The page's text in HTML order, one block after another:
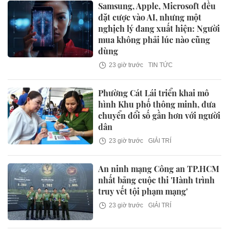
Samsung, Apple, Microsoft đều
đặt cược vào AI, nhưng một
nghịch lý đang xuất hiện: Người
mua không phải lúc nào cũng
dùng
23 giờ trước TIN TỨC
Phường Cát Lái triển khai mô
hình Khu phố thông minh, đưa
chuyển đổi số gần hơn với người
dân
23 giờ trước GIẢI TRÍ
An ninh mạng Công an TP.HCM
nhất bảng cuộc thi 'Hành trình
truy vết tội phạm mạng'
23 giờ trước GIẢI TRÍ